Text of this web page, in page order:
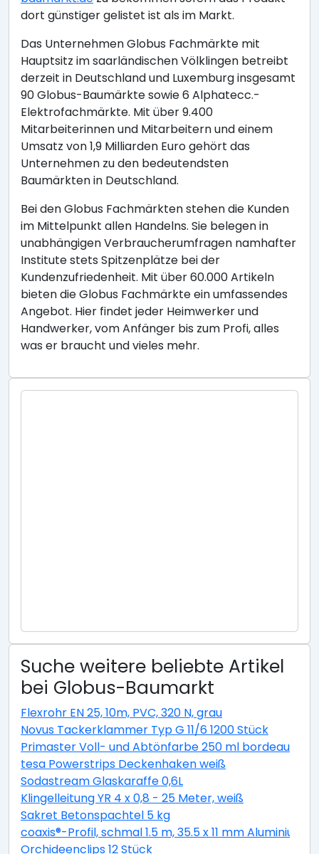
dort günstiger gelistet ist als im Markt.
Das Unternehmen Globus Fachmärkte mit
Hauptsitz im saarländischen Völklingen betreibt
derzeit in Deutschland und Luxemburg insgesamt
90 Globus-Baumärkte sowie 6 Alphatecc.-
Elektrofachmärkte. Mit über 9.400
Mitarbeiterinnen und Mitarbeitern und einem
Umsatz von 1,9 Milliarden Euro gehört das
Unternehmen zu den bedeutendsten
Baumärkten in Deutschland.
Bei den Globus Fachmärkten stehen die Kunden
im Mittelpunkt allen Handelns. Sie belegen in
unabhängigen Verbraucherumfragen namhafter
Institute stets Spitzenplätze bei der
Kundenzufriedenheit. Mit über 60.000 Artikeln
bieten die Globus Fachmärkte ein umfassendes
Angebot. Hier findet jeder Heimwerker und
Handwerker, vom Anfänger bis zum Profi, alles
was er braucht und vieles mehr.
Suche weitere beliebte Artikel
bei Globus-Baumarkt
Flexrohr EN 25, 10m, PVC, 320 N, grau
Novus Tackerklammer Typ G 11/6 1200 Stück
Primaster Voll- und Abtönfarbe 250 ml bordeaux
tesa Powerstrips Deckenhaken weiß
Sodastream Glaskaraffe 0,6L
Klingelleitung YR 4 x 0,8 - 25 Meter, weiß
Sakret Betonspachtel 5 kg
coaxis®-Profil, schmal 1.5 m, 35.5 x 11 mm Aluminium
Orchideenclips 12 Stück